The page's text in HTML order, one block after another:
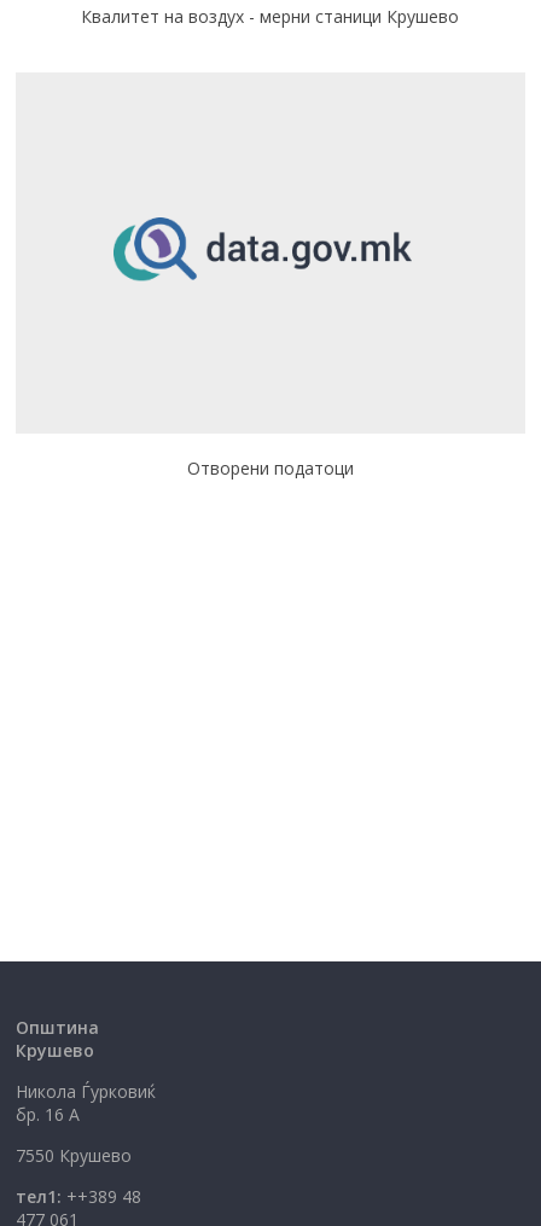
Квалитет на воздух - мерни станици Крушево
Отворени податоци
Општина
Крушево
Никола Ѓурковиќ
бр. 16 А
7550 Крушево
тел1: ++389 48
477 061